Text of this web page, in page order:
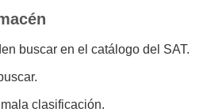
buscar en el catálogo del SAT.
clasificación.